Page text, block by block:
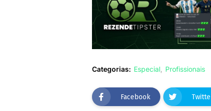
Categorias: Especial Profissionais
Facebook